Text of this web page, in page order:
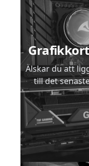
Älskar du att
till det